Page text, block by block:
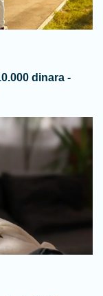
dinara -